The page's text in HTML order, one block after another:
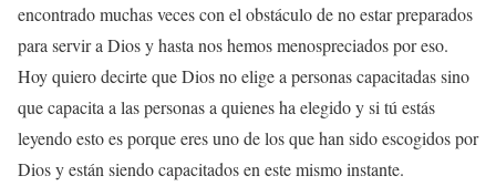
encontrado muchas veces con el obstáculo de no estar preparados
para servir a Dios y hasta nos hemos menospreciados por eso.
Hoy quiero decirte que Dios no elige a personas capacitadas sino
que capacita a las personas a quienes ha elegido y si tú estás
leyendo esto es porque eres uno de los que han sido escogidos por
Dios y están siendo capacitados en este mismo instante.